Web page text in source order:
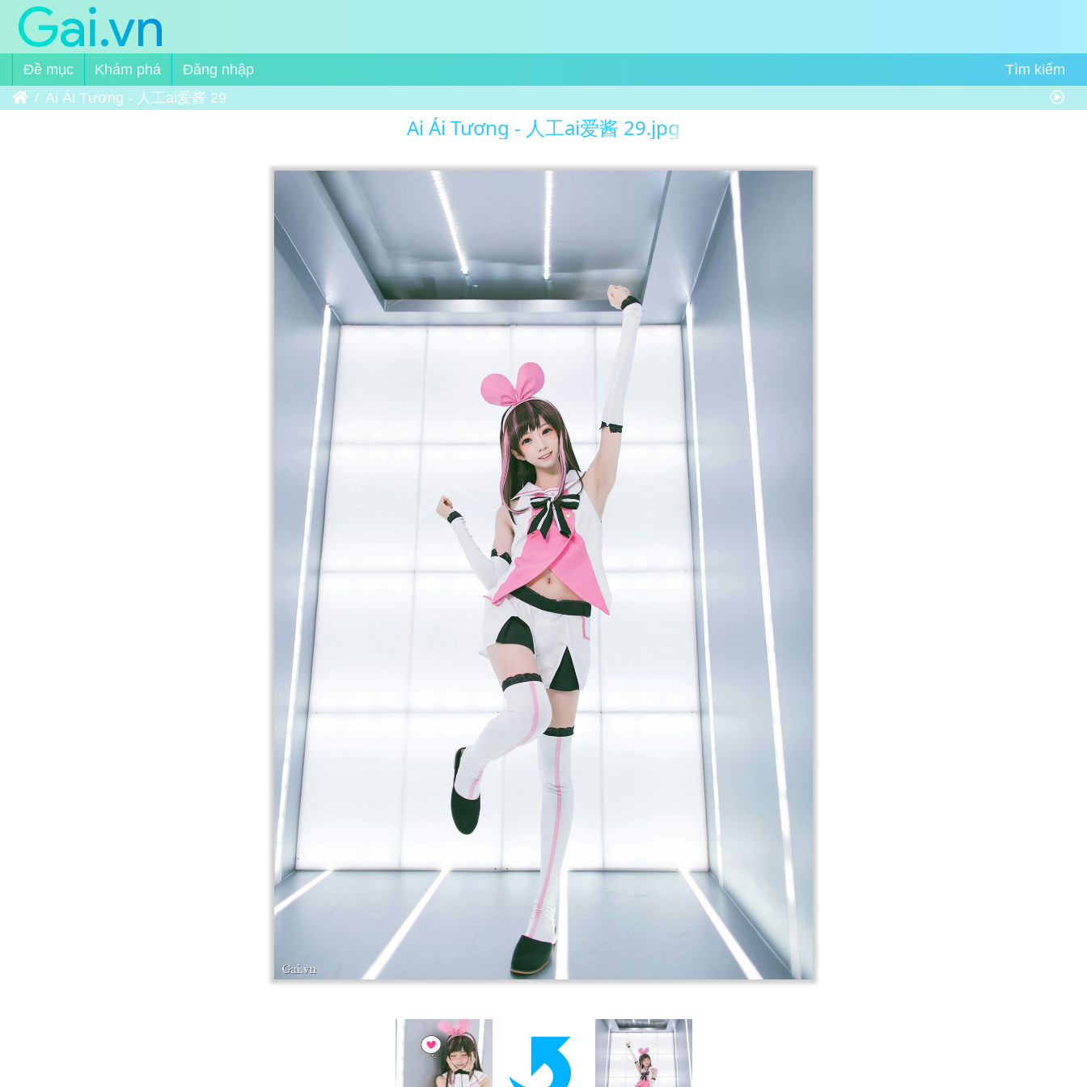
Đề mục Khám phá
Đăng nhập
Trang chủAi Ái Tương - 人工ai爱酱 29
Ai Ái Tương - 人工ai爱酱 29.jpg